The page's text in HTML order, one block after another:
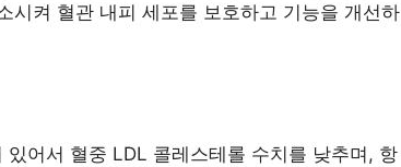
시켜 혈관 내피 세포를 보호하고 기능을 개선하
어서 혈중 LDL 콜레스테롤 수치를 낮추며, 항